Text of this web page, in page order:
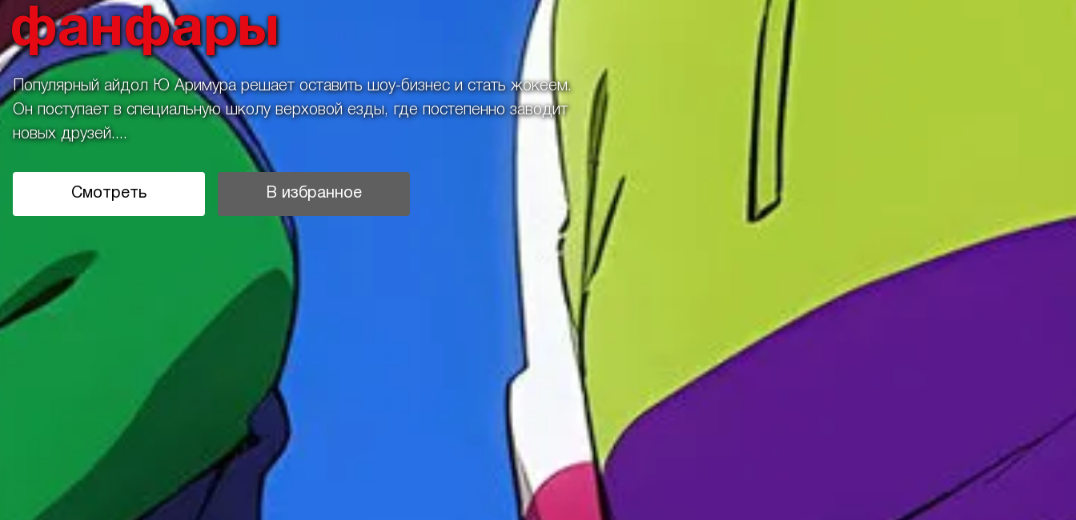
фанфары
Популярный айдол Ю Аримура решает оставить шоу-бизнес и стать жокеем.
Он поступает в специальную школу верховой езды, где постепенно заводит
новых друзей....
Смотреть В избранное